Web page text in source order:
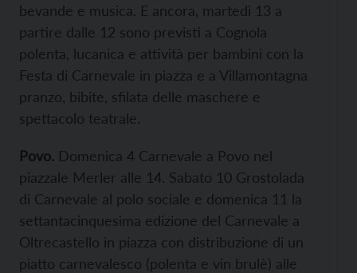
bevande e musica. E ancora, martedì 13 a
partire dalle 12 sono previsti a Cognola
polenta, lucanica e attività per bambini con la
Festa di Carnevale in piazza e a Villamontagna
pranzo, bibite, sfilata delle maschere e
spettacolo teatrale.
Povo. Domenica 4 Carnevale a Povo nel
piazzale Merler alle 14. Sabato 10 Grostolada
di Carnevale al polo sociale e domenica 11 la
settantacinquesima edizione del Carnevale a
Oltrecastello in piazza con distribuzione di un
piatto carnevalesco (polenta e vin brulè) alle